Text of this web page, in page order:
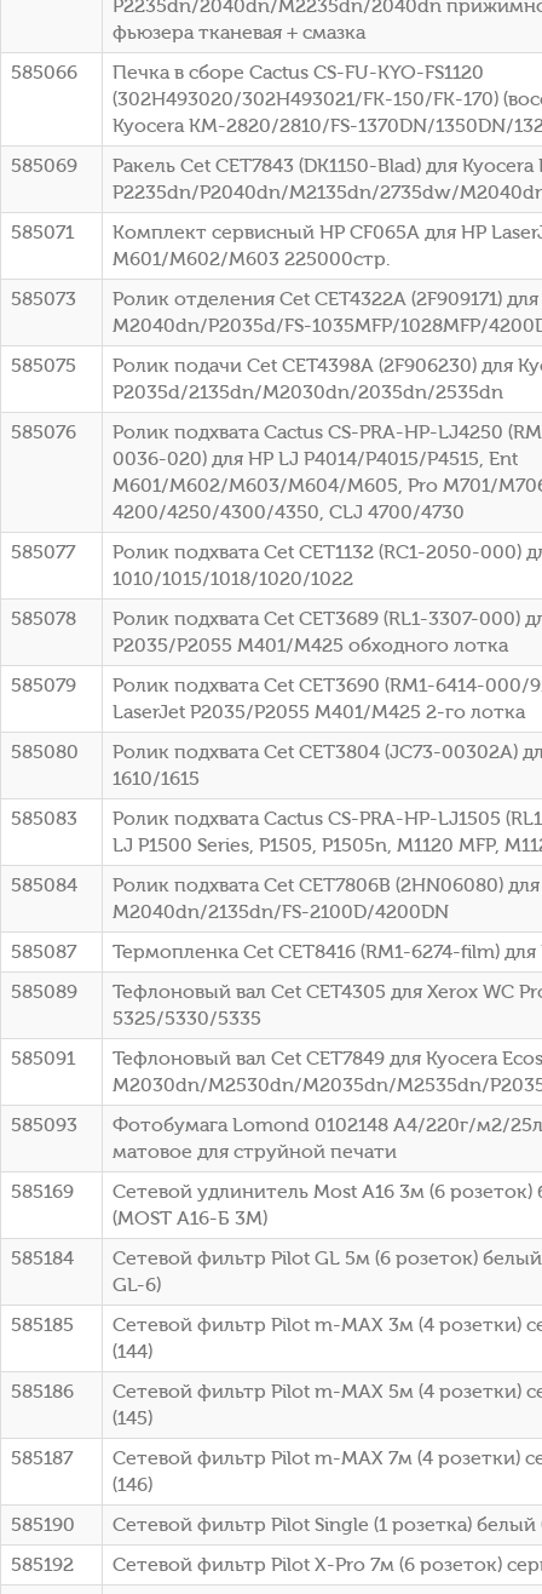
P2235dn/2040dn/M2235dn/2040dn
фьюзера тканевая + смазка
585066
Печка в сборе Cactus CS-FU-KYO-FS1120
(302H493020/302H493021/FK-150/FK-170)
Kyocera KM-2820/2810/FS-1370DN/1350DN/
585069
Ракель Cet CET7843 (DK1150-Blad) для Kyocera
P2235dn/P2040dn/M2135dn/2735dw/
585071
Комплект сервисный HP CF065A для HP
M601/M602/M603 225000стр.
585073
Ролик отделения Cet CET4322A (2F909171)
M2040dn/P2035d/FS-1035MFP/1028MFP/
585075
Ролик подачи Cet CET4398A (2F906230) для
P2035d/2135dn/M2030dn/2035dn/2535dn
585076
Ролик подхвата Cactus CS-PRA-HP-LJ4250
0036-020) для HP LJ P4014/P4015/P4515, Ent
M601/M602/M603/M604/M605, Pro M701/
4200/4250/4300/4350, CLJ 4700/4730
585077
Ролик подхвата Cet CET1132 (RC1-2050-000)
1010/1015/1018/1020/1022
585078
Ролик подхвата Cet CET3689 (RL1-3307-000)
P2035/P2055 M401/M425 обходного лотка
585079
Ролик подхвата Cet CET3690 (RM1-6414-000/
LaserJet P2035/P2055 M401/M425 2-го лотка
585080
Ролик подхвата Cet CET3804 (JC73-00302A)
1610/1615
585083
Ролик подхвата Cactus CS-PRA-HP-LJ1505
LJ P1500 Series, P1505, P1505n, M1120 MFP,
585084
Ролик подхвата Cet CET7806B (2HN06080)
M2040dn/2135dn/FS-2100D/4200DN
585087
Термопленка Cet CET8416 (RM1-6274-film) для
585089
Тефлоновый вал Cet CET4305 для Xerox WC
5325/5330/5335
585091
Тефлоновый вал Cet CET7849 для Kyocera
M2030dn/M2530dn/M2035dn/M2535dn/
585093
Фотобумага Lomond 0102148 A4/220г/м2/
матовое для струйной печати
585169
Сетевой удлинитель Most A16 3м (6 розеток)
(MOST A16-Б 3М)
585184
Сетевой фильтр Pilot GL 5м (6 розеток)
GL-6)
585185
Сетевой фильтр Pilot m-MAX 3м (4 розетки)
(144)
585186
Сетевой фильтр Pilot m-MAX 5м (4 розетки)
(145)
585187
Сетевой фильтр Pilot m-MAX 7м (4 розетки)
(146)
585190
Сетевой фильтр Pilot Single (1 розетка) белый
585192
Сетевой фильтр Pilot X-Pro 7м (6 розеток)